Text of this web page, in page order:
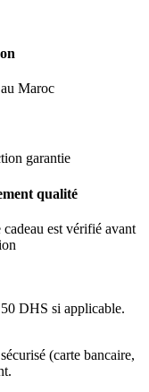
Maroc
garantie
qualité
cadeau est vérifié avant
DHS si applicable.
(carte bancaire,